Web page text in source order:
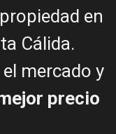
en
Cálida.
mercado y
precio